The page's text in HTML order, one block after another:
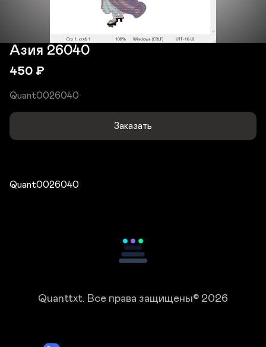
Азия 26040
450 ₽
Quant0026040
Заказать
Quant0026040
Quanttxt. Все права защищены© 2026